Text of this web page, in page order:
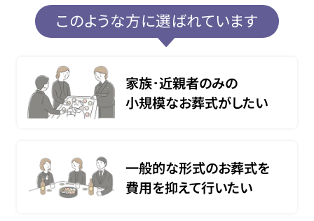
このような方に選ばれています
家族･近親者のみの
小規模なお葬式がしたい
一般的な形式のお葬式を
費用を抑えて行いたい